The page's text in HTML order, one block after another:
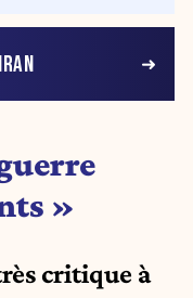
IRAN
»
critique à